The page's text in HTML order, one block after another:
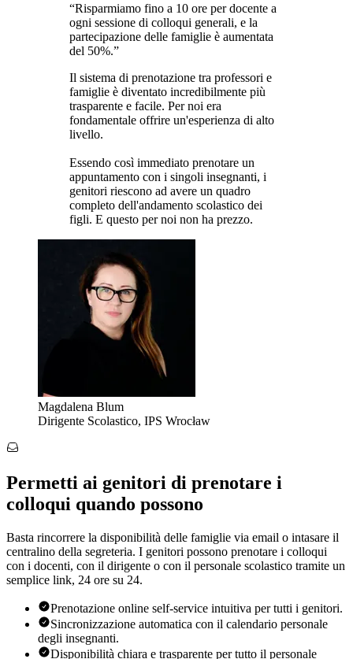
“Risparmiamo fino a 10 ore per docente a
ogni sessione di colloqui generali, e la
partecipazione delle famiglie è aumentata
del 50%.”
Il sistema di prenotazione tra professori e
famiglie è diventato incredibilmente più
trasparente e facile. Per noi era
fondamentale offrire un'esperienza di alto
livello.
Essendo così immediato prenotare un
appuntamento con i singoli insegnanti, i
genitori riescono ad avere un quadro
completo dell'andamento scolastico dei
figli. E questo per noi non ha prezzo.
Magdalena Blum
Dirigente Scolastico, IPS Wrocław
Permetti ai genitori di prenotare i
colloqui quando possono
Basta rincorrere la disponibilità delle famiglie via email o intasare il
centralino della segreteria. I genitori possono prenotare i colloqui
con i docenti, con il dirigente o con il personale scolastico tramite un
semplice link, 24 ore su 24.
Prenotazione online self-service intuitiva per tutti i genitori.
Sincronizzazione automatica con il calendario personale
degli insegnanti.
Disponibilità chiara e trasparente per tutto il personale